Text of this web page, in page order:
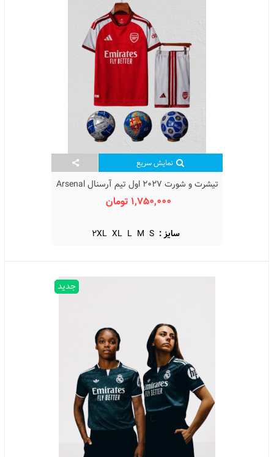
نمایش سریع
تیشرت و شورت 2027 اول تیم آرسنال Arsenal
Home Kit 2027
1,750,000 تومان
سایز : S
M
L
XL
2XL
جدید